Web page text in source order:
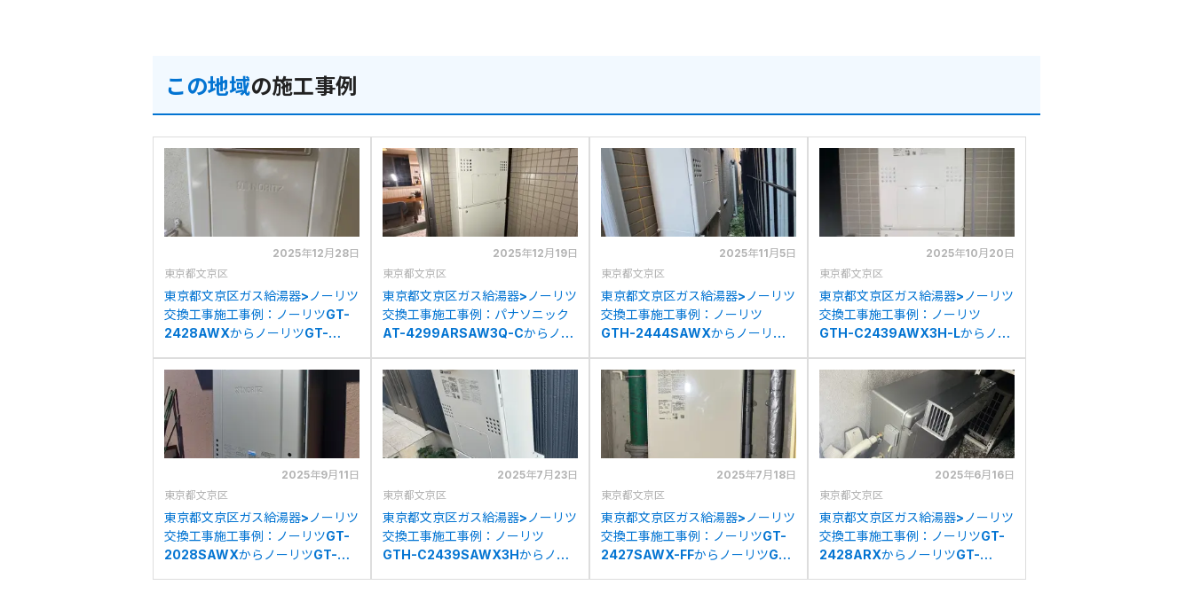
この地域の施工事例
2025年12月28日
東京都文京区
東京都文京区ガス給湯器>ノーリツ
交換工事施工事例：ノーリツGT-
2428AWXからノーリツGT-
2025年12月19日
東京都文京区
東京都文京区ガス給湯器>ノーリツ
交換工事施工事例：パナソニック
AT-4299ARSAW3Q-Cからノー
交換
2025年11月5日
東京都文京区
東京都文京区ガス給湯器>ノーリツ
交換工事施工事例：ノーリツ
GTH-2444SAWXからノーリツ
2025年10月20日
東京都文京区
東京都文京区ガス給湯器>ノーリツ
交換工事施工事例：ノーリツ
GTH-C2439AWX3H-Lからノー
の交換
2025年9月11日
東京都文京区
東京都文京区ガス給湯器>ノーリツ
交換工事施工事例：ノーリツGT-
2028SAWXからノーリツGT-
2025年7月23日
東京都文京区
東京都文京区ガス給湯器>ノーリツ
交換工事施工事例：ノーリツ
GTH-C2439SAWX3Hからノー
2025年7月18日
東京都文京区
東京都文京区ガス給湯器>ノーリツ
交換工事施工事例：ノーリツGT-
2427SAWX-FFからノーリツGT-
2025年6月16日
東京都文京区
東京都文京区ガス給湯器>ノーリツ
交換工事施工事例：ノーリツGT-
2428ARXからノーリツGT-